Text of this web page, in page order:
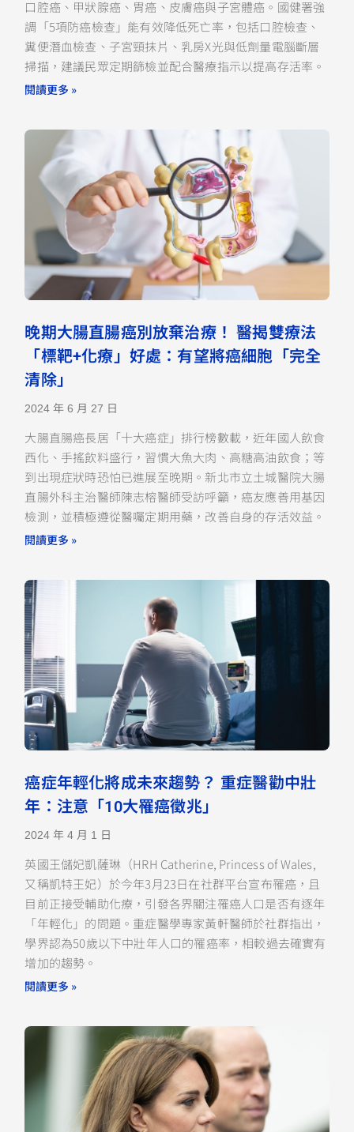
口腔癌、甲狀腺癌、胃癌、皮膚癌與子宮體癌。國健署強
調「5項防癌檢查」能有效降低死亡率，包括口腔檢查、
糞便潛血檢查、子宮頸抹片、乳房X光與低劑量電腦斷層
掃描，建議民眾定期篩檢並配合醫療指示以提高存活率。
閱讀更多 »
晚期大腸直腸癌別放棄治療！ 醫揭雙療法
「標靶+化療」好處：有望將癌細胞「完全
清除」
2024 年 6 月 27 日
大腸直腸癌長居「十大癌症」排行榜數載，近年國人飲食
西化、手搖飲料盛行，習慣大魚大肉、高糖高油飲食；等
到出現症狀時恐怕已進展至晚期。新北市立土城醫院大腸
直腸外科主治醫師陳志榕醫師受訪呼籲，癌友應善用基因
檢測，並積極遵從醫囑定期用藥，改善自身的存活效益。
閱讀更多 »
癌症年輕化將成未來趨勢？ 重症醫勸中壯
年：注意「10大罹癌徵兆」
2024 年 4 月 1 日
英國王儲妃凱薩琳（HRH Catherine, Princess of Wales,
又稱凱特王妃）於今年3月23日在社群平台宣布罹癌，且
目前正接受輔助化療，引發各界關注罹癌人口是否有逐年
「年輕化」的問題。重症醫學專家黃軒醫師於社群指出，
學界認為50歲以下中壯年人口的罹癌率，相較過去確實有
增加的趨勢。
閱讀更多 »